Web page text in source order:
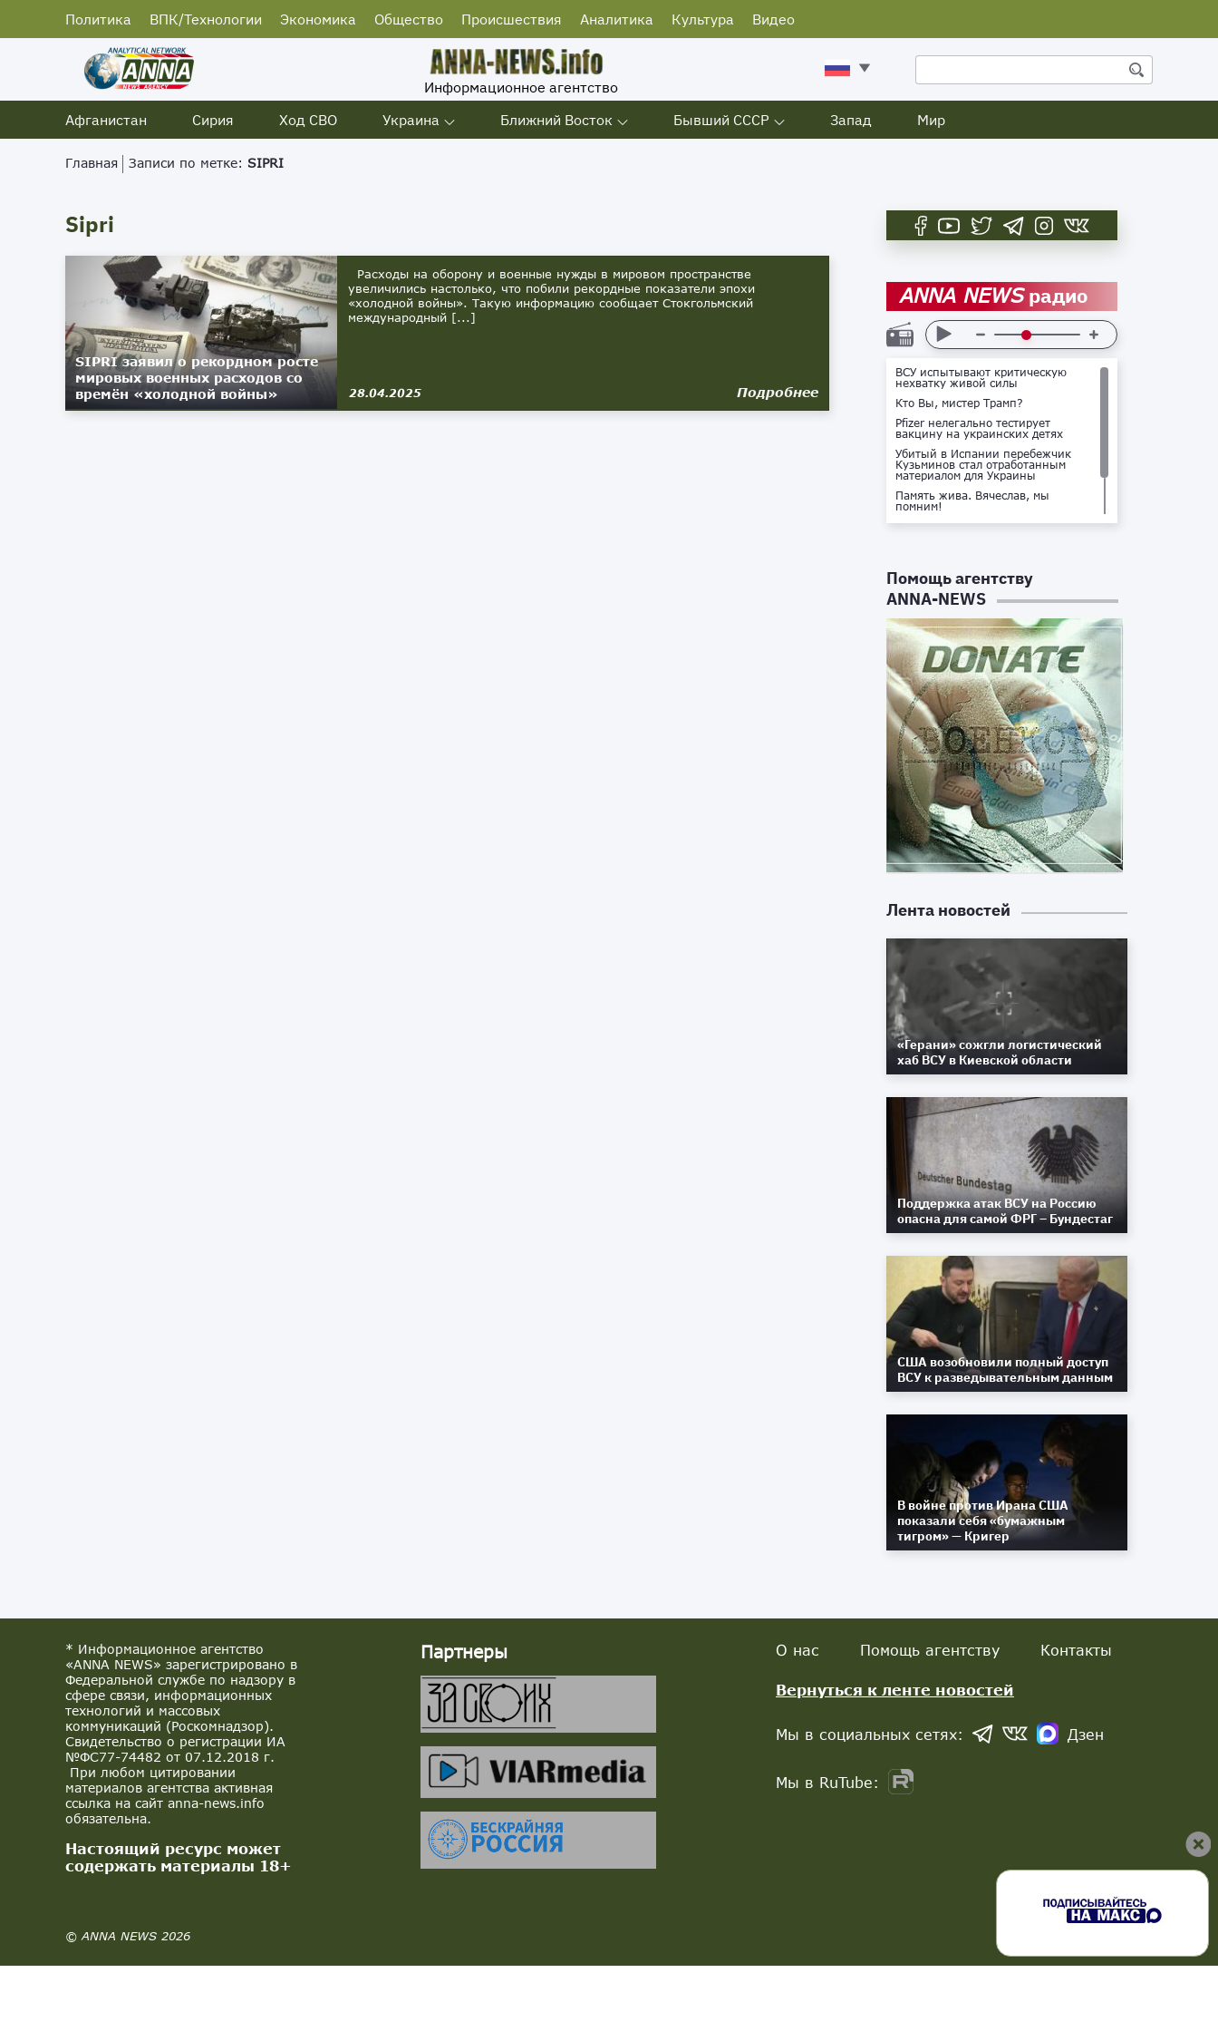
Политика ВПК/Технологии Экономика Общество Происшествия Аналитика Культура Видео
Информационное агентство
Афганистан
Сирия Ход СВО Украина Ближний Восток Бывший СССР Запад Мир
Главная Записи по метке: SIPRI
Sipri
SIPRI заявил о рекордном росте
мировых военных расходов со
времён «холодной войны»
Расходы на оборону и военные нужды в мировом пространстве
увеличились настолько, что побили рекордные показатели эпохи
«холодной войны». Такую информацию сообщает Стокгольмский
международный [...]
28.04.2025 Подробнее
ANNA NEWSрадио
ВСУ испытывают критическую
нехватку живой силы
Кто Вы, мистер Трамп?
Pfizer нелегально тестирует
вакцину на украинских детях
Убитый в Испании перебежчик
Кузьминов стал отработанным
материалом для Украины
Память жива. Вячеслав, мы
помним!
Не доставайся ты никому!
Помощь агентству
ANNA-NEWS
Лента новостей
«Герани» сожгли логистический
хаб ВСУ в Киевской области
Поддержка атак ВСУ на Россию
опасна для самой ФРГ – Бундестаг
США возобновили полный доступ
ВСУ к разведывательным данным
В войне против Ирана США
показали себя «бумажным
тигром» — Кригер
* Информационное агентство
«ANNA NEWS» зарегистрировано в
Федеральной службе по надзору в
сфере связи, информационных
технологий и массовых
коммуникаций (Роскомнадзор).
Свидетельство о регистрации ИА
№ФС77-74482 от 07.12.2018 г.
При любом цитировании
материалов агентства активная
ссылка на сайт anna-news.info
обязательна.
Настоящий ресурс может
содержать материалы 18+
© ANNA NEWS 2026
Партнеры О нас Помощь агентству Контакты
Вернуться к ленте новостей
Мы в социальных сетях: Дзен
Мы в RuTube: